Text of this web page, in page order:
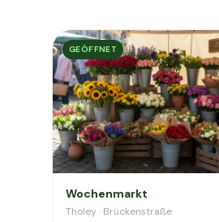
GEÖFFNET
Wochenmarkt
Tholey · Brückenstraße